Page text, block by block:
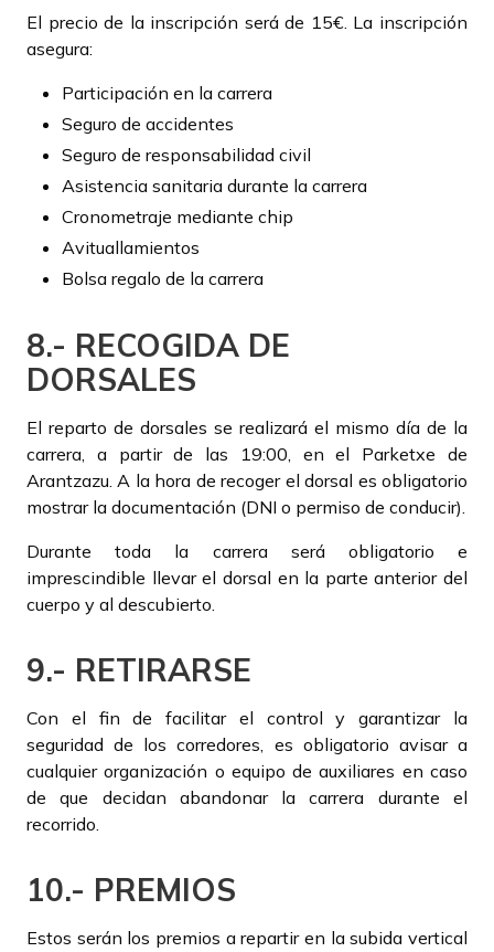
El precio de la inscripción será de 15€. La inscripción
asegura:
Participación en la carrera
Seguro de accidentes
Seguro de responsabilidad civil
Asistencia sanitaria durante la carrera
Cronometraje mediante chip
Avituallamientos
Bolsa regalo de la carrera
8.- RECOGIDA DE
DORSALES
El reparto de dorsales se realizará el mismo día de la
carrera, a partir de las 19:00, en el Parketxe de
Arantzazu. A la hora de recoger el dorsal es obligatorio
mostrar la documentación (DNI o permiso de conducir).
Durante toda la carrera será obligatorio e
imprescindible llevar el dorsal en la parte anterior del
cuerpo y al descubierto.
9.- RETIRARSE
Con el fin de facilitar el control y garantizar la
seguridad de los corredores, es obligatorio avisar a
cualquier organización o equipo de auxiliares en caso
de que decidan abandonar la carrera durante el
recorrido.
10.- PREMIOS
Estos serán los premios a repartir en la subida vertical